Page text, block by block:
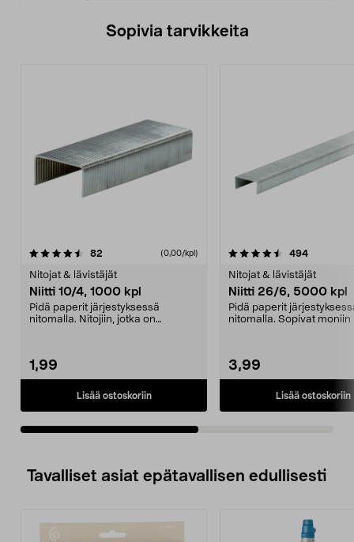
Sopivia tarvikkeita
82 (0,00/kpl)
Nitojat & lävistäjät
Niitti 10/4, 1000 kpl
Pidä paperit järjestyksessä
nitomalla. Nitojiin, jotka on
1,99
Lisää ostoskoriin
4.5viidestä
494arvostelut
Nitojat & lävistäjät
Niitti 26/6, 5000 kpl
Pidä paperit
nitomalla. Sopivat moniin
3,99
Lisää ostoskoriin
4.5viidestä
Tavalliset asiat epätavallisen edullisesti